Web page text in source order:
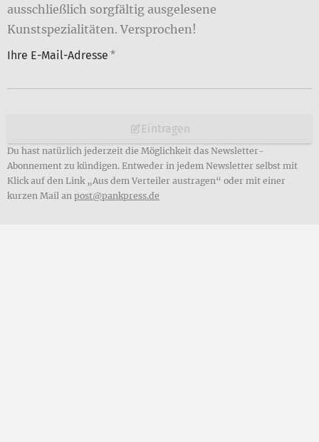
ausschließlich sorgfältig ausgelesene
Kunstspezialitäten. Versprochen!
Ihre E-Mail-Adresse *
Eintragen
Du hast natürlich jederzeit die Möglichkeit das Newsletter-
Abonnement zu kündigen. Entweder in jedem Newsletter selbst mit
Klick auf den Link „Aus dem Verteiler austragen“ oder mit einer
kurzen Mail an post@pankpress.de